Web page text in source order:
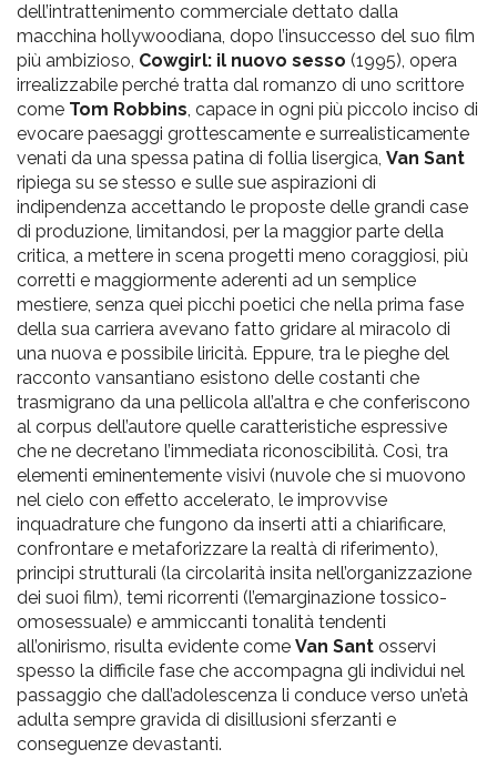
dell’intrattenimento commerciale dettato dalla
macchina hollywoodiana, dopo l’insuccesso del suo film
più ambizioso, Cowgirl: il nuovo sesso (1995), opera
irrealizzabile perché tratta dal romanzo di uno scrittore
come Tom Robbins, capace in ogni più piccolo inciso di
evocare paesaggi grottescamente e surrealisticamente
venati da una spessa patina di follia lisergica, Van Sant
ripiega su se stesso e sulle sue aspirazioni di
indipendenza accettando le proposte delle grandi case
di produzione, limitandosi, per la maggior parte della
critica, a mettere in scena progetti meno coraggiosi, più
corretti e maggiormente aderenti ad un semplice
mestiere, senza quei picchi poetici che nella prima fase
della sua carriera avevano fatto gridare al miracolo di
una nuova e possibile liricità. Eppure, tra le pieghe del
racconto vansantiano esistono delle costanti che
trasmigrano da una pellicola all’altra e che conferiscono
al corpus dell’autore quelle caratteristiche espressive
che ne decretano l’immediata riconoscibilità. Così, tra
elementi eminentemente visivi (nuvole che si muovono
nel cielo con effetto accelerato, le improvvise
inquadrature che fungono da inserti atti a chiarificare,
confrontare e metaforizzare la realtà di riferimento),
principi strutturali (la circolarità insita nell’organizzazione
dei suoi film), temi ricorrenti (l’emarginazione tossico-
omosessuale) e ammiccanti tonalità tendenti
all’onirismo, risulta evidente come Van Sant osservi
spesso la difficile fase che accompagna gli individui nel
passaggio che dall’adolescenza li conduce verso un’età
adulta sempre gravida di disillusioni sferzanti e
conseguenze devastanti.